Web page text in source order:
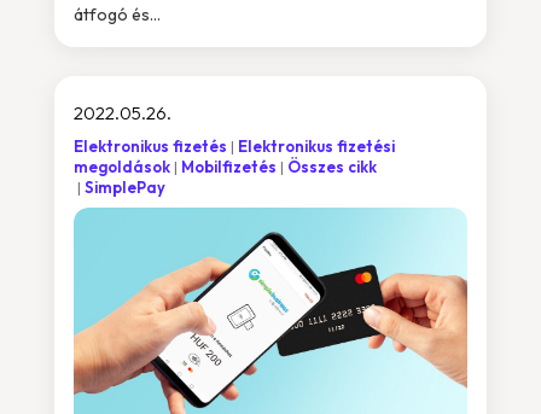
átfogó és...
2022.05.26.
Elektronikus fizetés
Elektronikus fizetési
megoldások
Mobilfizetés
Összes cikk
SimplePay